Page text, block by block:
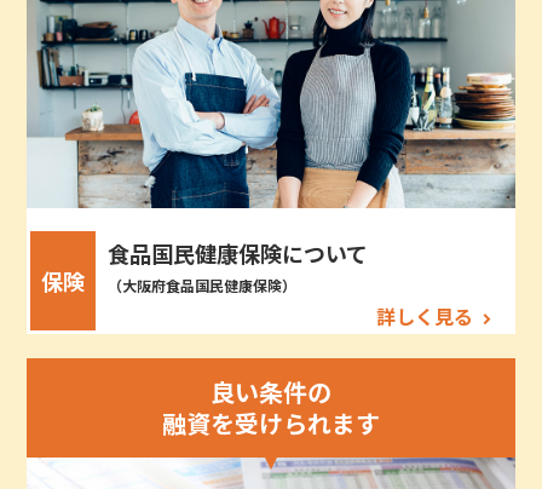
保険
食品国民健康保険について
（大阪府食品国民健康保険）
詳しく見る
良い条件の
融資を受けられます